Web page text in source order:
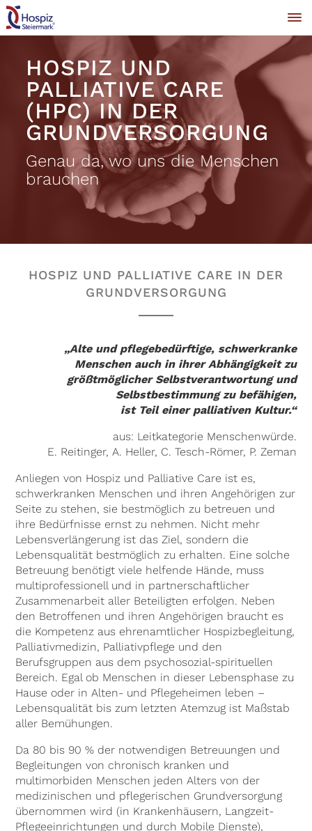
HOSPIZ UND
PALLIATIVE CARE
(HPC) IN DER
GRUNDVERSORGUNG
Genau da, wo uns die Menschen
brauchen
HOSPIZ UND PALLIATIVE CARE IN DER
GRUNDVERSORGUNG
„Alte und pflegebedürftige, schwerkranke
Menschen auch in ihrer Abhängigkeit zu
größtmöglicher Selbstverantwortung und
Selbstbestimmung zu befähigen,
ist Teil einer palliativen Kultur.“
aus: Leitkategorie Menschenwürde.
E. Reitinger, A. Heller, C. Tesch-Römer, P. Zeman
Anliegen von Hospiz und Palliative Care ist es,
schwerkranken Menschen und ihren Angehörigen zur
Seite zu stehen, sie bestmöglich zu betreuen und
ihre Bedürfnisse ernst zu nehmen. Nicht mehr
Lebensverlängerung ist das Ziel, sondern die
Lebensqualität bestmöglich zu erhalten. Eine solche
Betreuung benötigt viele helfende Hände, muss
multiprofessionell und in partnerschaftlicher
Zusammenarbeit aller Beteiligten erfolgen. Neben
den Betroffenen und ihren Angehörigen braucht es
die Kompetenz aus ehrenamtlicher Hospizbegleitung,
Palliativmedizin, Palliativpflege und den
Berufsgruppen aus dem psychosozial-spirituellen
Bereich. Egal ob Menschen in dieser Lebensphase zu
Hause oder in Alten- und Pflegeheimen leben –
Lebensqualität bis zum letzten Atemzug ist Maßstab
aller Bemühungen.
Da 80 bis 90 % der notwendigen Betreuungen und
Begleitungen von chronisch kranken und
multimorbiden Menschen jeden Alters von der
medizinischen und pflegerischen Grundversorgung
übernommen wird (in Krankenhäusern, Langzeit-
Pflegeeinrichtungen und durch Mobile Dienste),